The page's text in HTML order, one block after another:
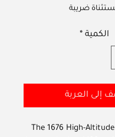
ضريبة
الكمية *
إلى العربة
The 1676 High-